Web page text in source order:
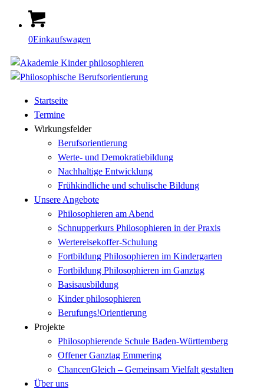
0Einkaufswagen
Startseite
Termine
Wirkungsfelder
Berufsorientierung
Werte- und Demokratiebildung
Nachhaltige Entwicklung
Frühkindliche und schulische Bildung
Unsere Angebote
Philosophieren am Abend
Schnupperkurs Philosophieren in der Praxis
Wertereisekoffer-Schulung
Fortbildung Philosophieren im Kindergarten
Fortbildung Philosophieren im Ganztag
Basisausbildung
Kinder philosophieren
Berufungs!Orientierung
Projekte
Philosophierende Schule Baden-Württemberg
Offener Ganztag Emmering
ChancenGleich – Gemeinsam Vielfalt gestalten
Über uns